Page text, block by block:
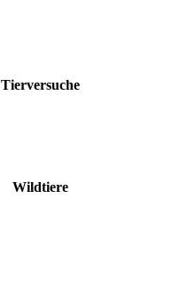
Tierversuche
Wildtiere